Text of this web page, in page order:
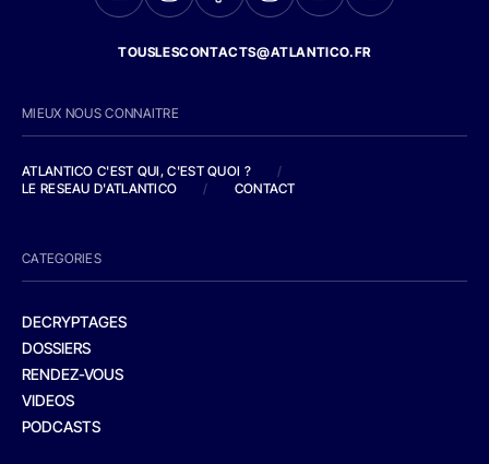
TOUSLESCONTACTS@ATLANTICO.FR
MIEUX NOUS CONNAITRE
ATLANTICO C'EST QUI, C'EST QUOI ?
/
LE RESEAU D'ATLANTICO
/ CONTACT
CATEGORIES
DECRYPTAGES
DOSSIERS
RENDEZ-VOUS
VIDEOS
PODCASTS